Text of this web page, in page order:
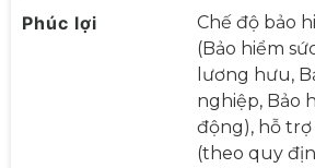
Phúc lợi
Chế độ bảo
(Bảo hiểm
lương hưu,
nghiệp, Bảo
động), hỗ trợ
(theo quy